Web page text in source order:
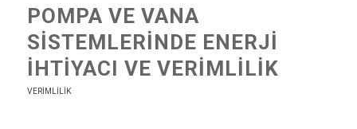
POMPA VE VANA
SISTEMLERINDE ENERJI
İHTIYACI VE VERIMLILIK
VERIMLILIK